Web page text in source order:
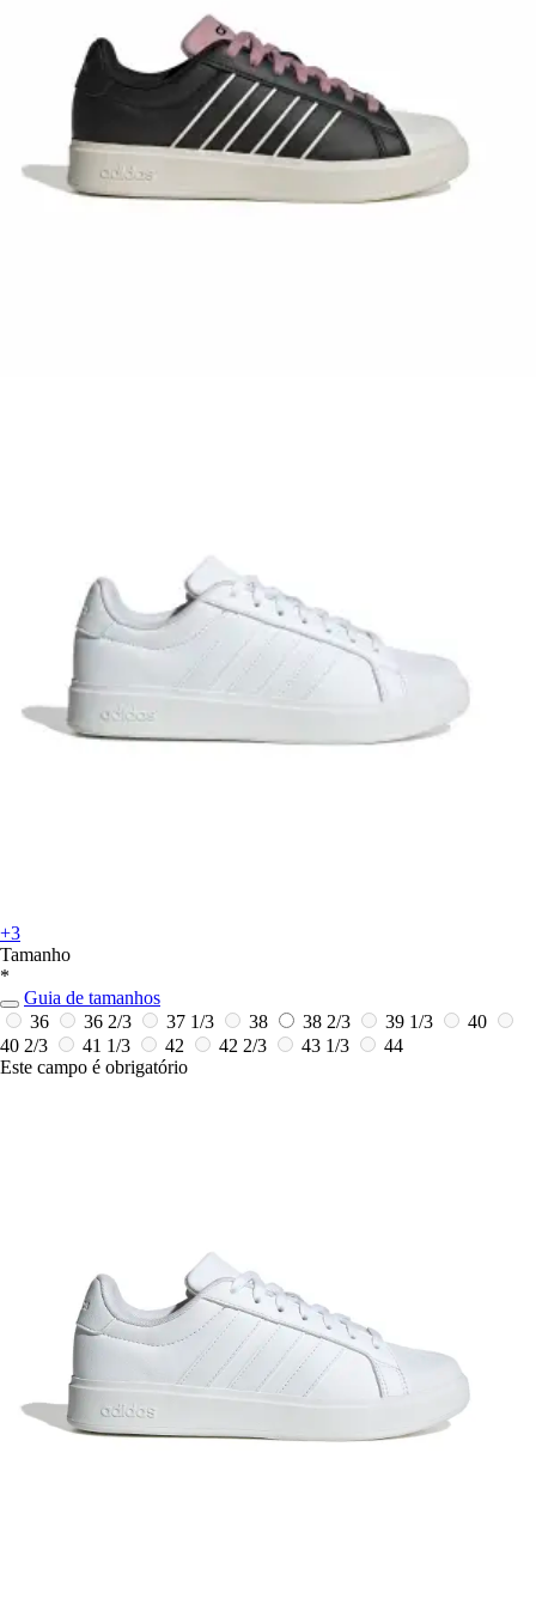
+3
Tamanho
*
Guia de tamanhos
36
36 2/3 37 1/3 38 38 2/3 39 1/3
40
40 2/3
41 1/3 42 42 2/3 43 1/3
44
Este campo é obrigatório